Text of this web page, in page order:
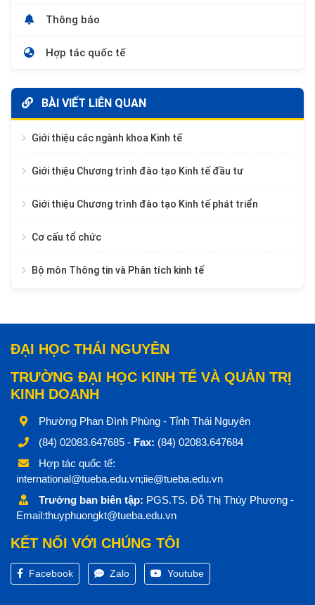
Thông báo
Hợp tác quốc tế
BÀI VIẾT LIÊN QUAN
Giới thiệu các ngành khoa Kinh tế
Giới thiệu Chương trình đào tạo Kinh tế đầu tư
Giới thiệu Chương trình đào tạo Kinh tế phát triển
Cơ cấu tổ chức
Bộ môn Thông tin và Phân tích kinh tế
ĐẠI HỌC THÁI NGUYÊN
TRƯỜNG ĐẠI HỌC KINH TẾ VÀ QUẢN TRỊ
KINH DOANH
Phường Phan Đình Phùng - Tỉnh Thái Nguyên
(84) 02083.647685 - Fax: (84) 02083.647684
Hợp tác quốc tế:
international@tueba.edu.vn;iie@tueba.edu.vn
Trưởng ban biên tập: PGS.TS. Đỗ Thị Thúy Phương -
Email:thuyphuongkt@tueba.edu.vn
KẾT NỐI VỚI CHÚNG TÔI
Facebook Zalo Youtube